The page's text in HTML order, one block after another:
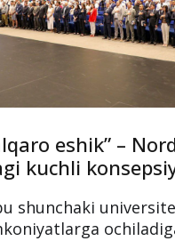
eshik” –
kuchli
shunchaki